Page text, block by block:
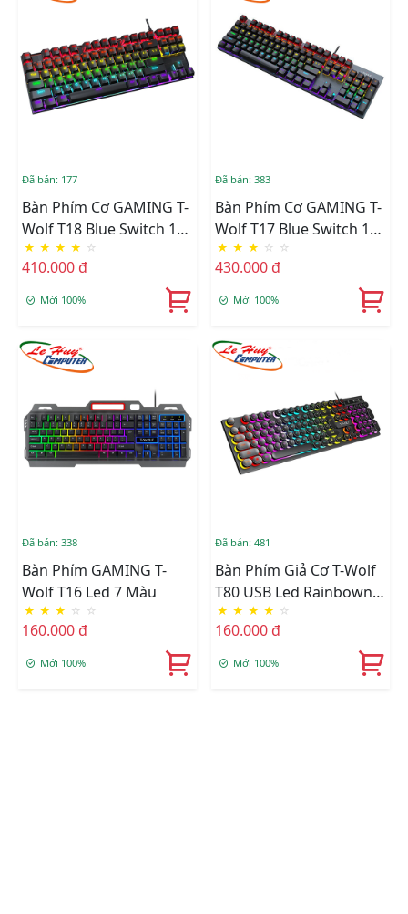
Đã bán: 177
Bàn Phím Cơ GAMING T-
Wolf T18 Blue Switch 12
Chế Độ Led
★ ★ ★ ★ ☆
410.000 đ
Mới 100%
Đã bán: 383
Bàn Phím Cơ GAMING T-
Wolf T17 Blue Switch 12
Chế Độ Led
★ ★ ★ ☆ ☆
430.000 đ
Mới 100%
Đã bán: 338
Bàn Phím GAMING T-
Wolf T16 Led 7 Màu
★ ★ ★ ☆ ☆
160.000 đ
Mới 100%
Đã bán: 481
Bàn Phím Giả Cơ T-Wolf
T80 USB Led Rainbown
(Đen/Trắng Hồng)
★ ★ ★ ★ ☆
160.000 đ
Mới 100%